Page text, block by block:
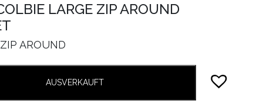
LARGE ZIP AROUND
AROUND
AUSVERKAUFT